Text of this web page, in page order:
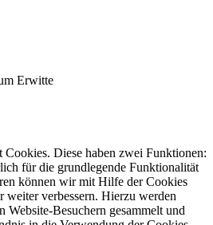
Erwitte
Cookies. Diese haben zwei Funktionen:
für die grundlegende Funktionalität
können wir mit Hilfe der Cookies
weiter verbessern. Hierzu werden
Website-Besuchern gesammelt und